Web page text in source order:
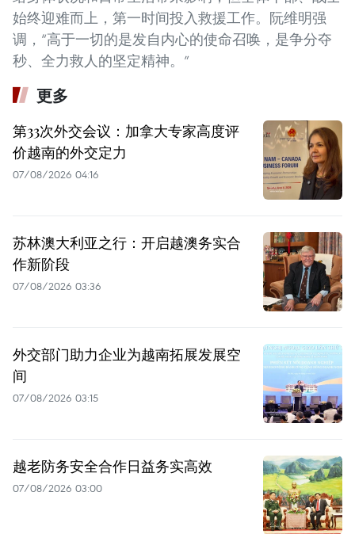
始终迎难而上，第一时间投入救援工作。阮维明强
调，“高于一切的是发自内心的使命召唤，是争分夺
秒、全力救人的坚定精神。”
更多
第33次外交会议：加拿大专家高度评
价越南的外交定力
07/08/2026 04:16
苏林澳大利亚之行：开启越澳务实合
作新阶段
07/08/2026 03:36
外交部门助力企业为越南拓展发展空
间
07/08/2026 03:15
越老防务安全合作日益务实高效
07/08/2026 03:00